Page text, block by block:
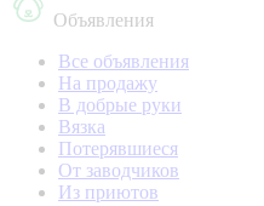
Объявления
Все объявления
На продажу
В добрые руки
Вязка
Потерявшиеся
От заводчиков
Из приютов